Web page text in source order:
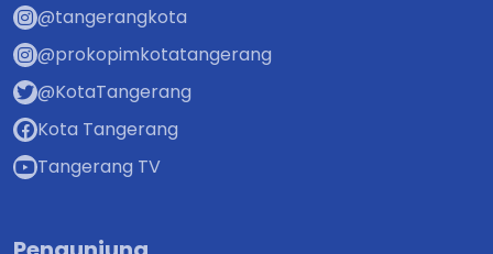
@tangerangkota
@prokopimkotatangerang
@KotaTangerang
Kota Tangerang
Tangerang TV